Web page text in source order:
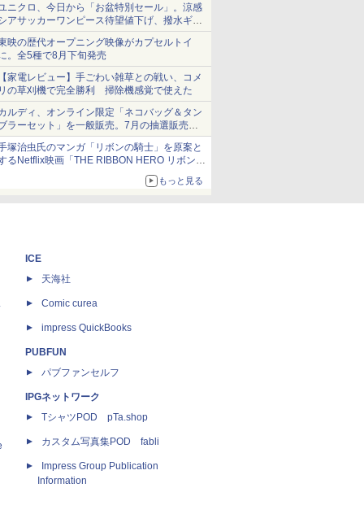
ニクロ、今日から「お盆特別セール」。涼感
アサッカーワンピース待望値下げ、撥水ギア
ョーツは1990円に
映の歴代オープニング映像がカプセルトイ
。全5種で8月下旬発売
家電レビュー】手ごわい雑草との戦い、コメ
の草刈機で完全勝利 掃除機感覚で使えた
ルディ、オンライン限定「ネコバッグ＆タン
ラーセット」を一般販売。7月の抽選販売の
選無効分
塚治虫氏のマンガ「リボンの騎士」を原案と
るNetflix映画「THE RIBBON HERO リボンヒ
もっと見る
ICE
天海社
Comic curea
impress QuickBooks
PUBFUN
パブファンセルフ
IPGネットワーク
TシャツPOD pTa.shop
カスタム写真集POD fabli
Impress Group Publication
Information